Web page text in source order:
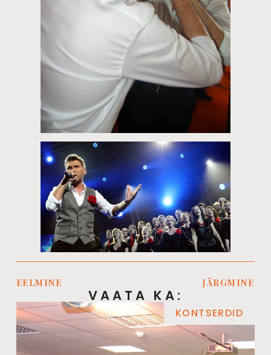
EELMINE JÄRGMINE
VAATA KA:
KONTSERDID